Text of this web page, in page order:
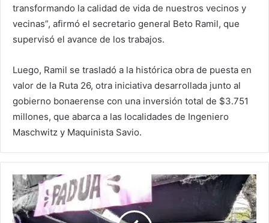
transformando la calidad de vida de nuestros vecinos y
vecinas”, afirmó el secretario general Beto Ramil, que
supervisó el avance de los trabajos.
Luego, Ramil se trasladó a la histórica obra de puesta en
valor de la Ruta 26, otra iniciativa desarrollada junto al
gobierno bonaerense con una inversión total de $3.751
millones, que abarca a las localidades de Ingeniero
Maschwitz y Maquinista Savio.